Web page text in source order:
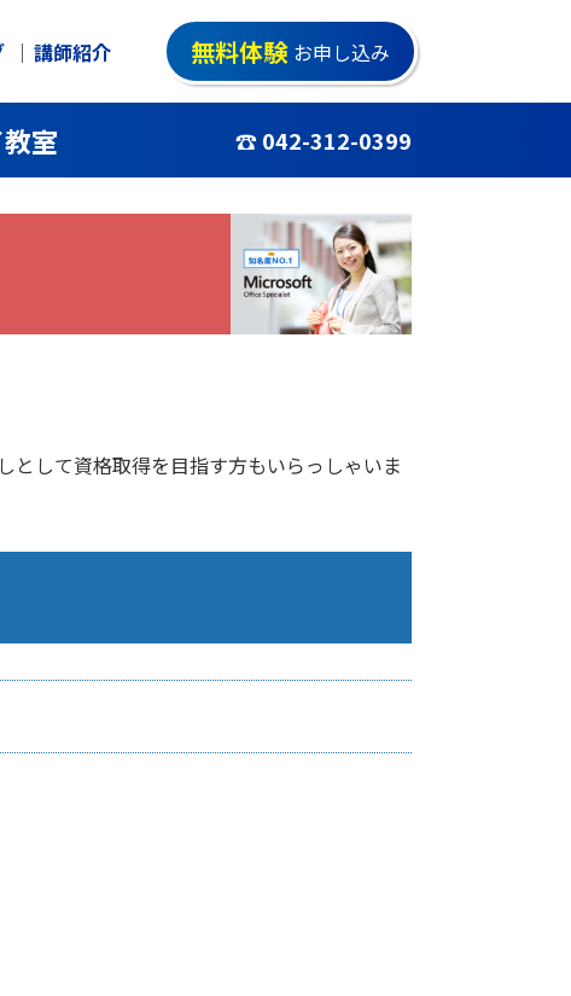
講師紹介 無料体験 お申し込み
室 ☎ 042-312-0399
として資格取得を目指す方もいらっしゃいま